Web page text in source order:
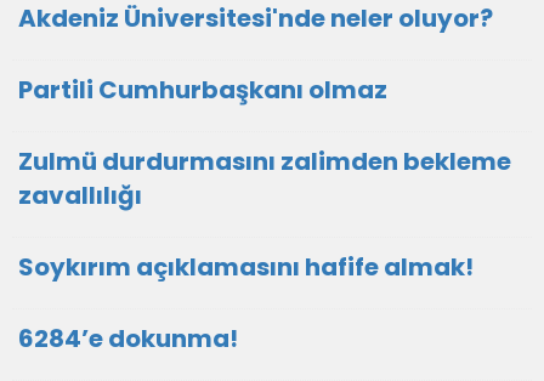
Akdeniz Üniversitesi'nde neler oluyor?
Partili Cumhurbaşkanı olmaz
Zulmü durdurmasını zalimden bekleme
zavallılığı
Soykırım açıklamasını hafife almak!
6284’e dokunma!